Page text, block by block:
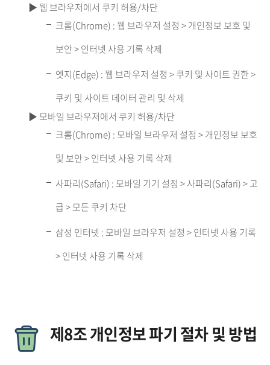
▶ 웹 브라우저에서 쿠키 허용/차단
크롬(Chrome) : 웹 브라우저 설정 > 개인정보 보호 및
보안 > 인터넷 사용 기록 삭제
엣지(Edge) : 웹 브라우저 설정 > 쿠키 및 사이트 권한 >
쿠키 및 사이트 데이터 관리 및 삭제
▶ 모바일 브라우저에서 쿠키 허용/차단
크롬(Chrome) : 모바일 브라우저 설정 > 개인정보 보호
및 보안 > 인터넷 사용 기록 삭제
사파리(Safari) : 모바일 기기 설정 > 사파리(Safari) > 고
급 > 모든 쿠키 차단
삼성 인터넷 : 모바일 브라우저 설정 > 인터넷 사용 기록
> 인터넷 사용 기록 삭제
제8조 개인정보 파기 절차 및 방법